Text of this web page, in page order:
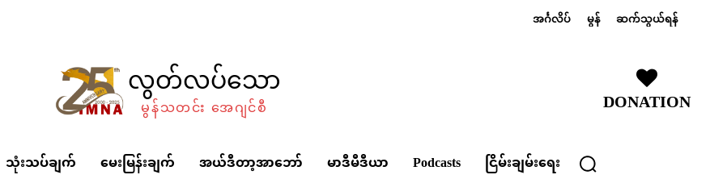
အင်္ဂလိပ် မွန် ဆက်သွယ်ရန်
လွတ်လပ်သော
မွန်သတင်း အေဂျင်စီ DONATION
သုံးသပ်ချက် မေးမြန်းချက် အယ်ဒီတာ့အာဘော် မာဒီမီဒီယာ Podcasts ငြိမ်းချမ်းရေး